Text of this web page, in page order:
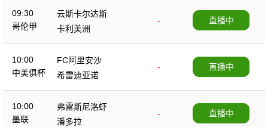
09:30
哥伦甲
云斯卡尔达斯
-
卡利美洲
直播中
10:00
中美俱杯
FC阿里安沙
-
希雷迪亚诺
直播中
10:00
墨联
弗雷斯尼洛虾
-
潘多拉
直播中